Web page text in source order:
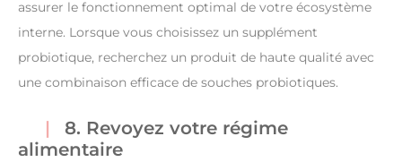
assurer le fonctionnement optimal de votre écosystème
interne. Lorsque vous choisissez un supplément
probiotique, recherchez un produit de haute qualité avec
une combinaison efficace de souches probiotiques.
8. Revoyez votre régime
alimentaire